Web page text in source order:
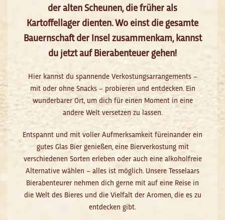
der alten Scheunen, die früher als
Kartoffellager dienten. Wo einst die gesamte
Bauernschaft der Insel zusammenkam, kannst
du jetzt auf Bierabenteuer gehen!
Hier kannst du spannende Verkostungsarrangements –
mit oder ohne Snacks – probieren und entdecken. Ein
wunderbarer Ort, um dich für einen Moment in eine
andere Welt versetzen zu lassen.
Entspannt und mit voller Aufmerksamkeit füreinander ein
gutes Glas Bier genießen, eine Bierverkostung mit
verschiedenen Sorten erleben oder auch eine alkoholfreie
Alternative wählen – alles ist möglich. Unsere Tesselaars
Bierabenteurer nehmen dich gerne mit auf eine Reise in
die Welt des Bieres und die Vielfalt der Aromen, die es zu
entdecken gibt.